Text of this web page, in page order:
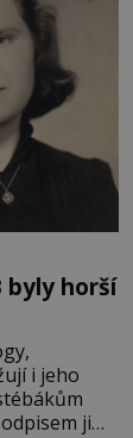
byly horší
i jeho
jim